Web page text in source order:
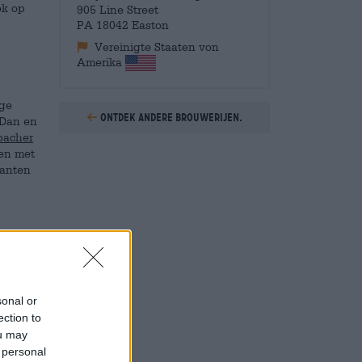
or
to
may
op
en
met
, dat
905 Line Street
PA 18042 Easton
Vereinigte Staaten von
Amerika
Ontdek andere brouwerijen.